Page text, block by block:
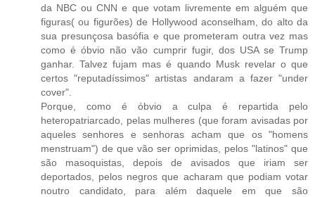
da NBC ou CNN e que votam livremente em alguém que
figuras( ou figurões) de Hollywood aconselham, do alto da
sua presunçosa basófia e que prometeram outra vez mas
como é óbvio não vão cumprir fugir, dos USA se Trump
ganhar. Talvez fujam mas é quando Musk revelar o que
certos "reputadíssimos" artistas andaram a fazer "under
cover".
Porque, como é óbvio a culpa é repartida pelo
heteropatriarcado, pelas mulheres (que foram avisadas por
aqueles senhores e senhoras acham que os "homens
menstruam") de que vão ser oprimidas, pelos "latinos" que
são masoquistas, depois de avisados que iriam ser
deportados, pelos negros que acharam que podiam votar
noutro candidato, para além daquele em que são